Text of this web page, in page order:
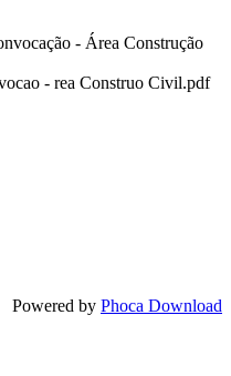
- Área Construção
- rea Construo Civil.pdf
Powered by Phoca Download